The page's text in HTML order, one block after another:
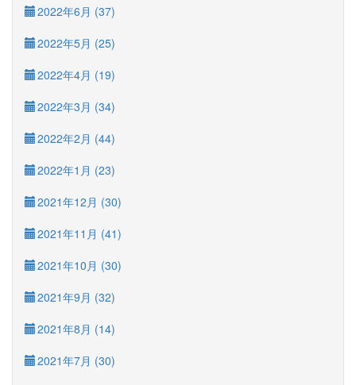
2022年6月 (37)
2022年5月 (25)
2022年4月 (19)
2022年3月 (34)
2022年2月 (44)
2022年1月 (23)
2021年12月 (30)
2021年11月 (41)
2021年10月 (30)
2021年9月 (32)
2021年8月 (14)
2021年7月 (30)